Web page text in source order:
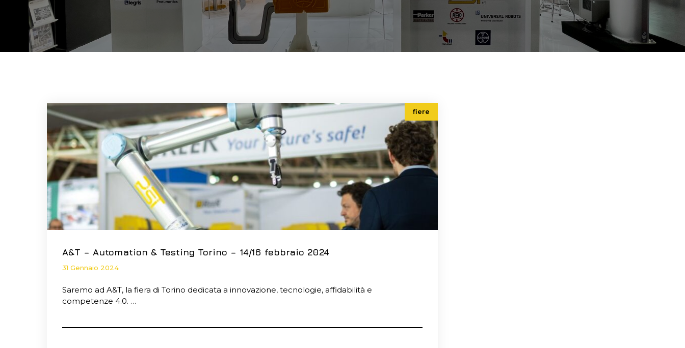
fiere
A&T – Automation & Testing Torino – 14/16 febbraio 2024
31 Gennaio 2024
Saremo ad A&T, la fiera di Torino dedicata a innovazione, tecnologie, affidabilità e
competenze 4.0. …